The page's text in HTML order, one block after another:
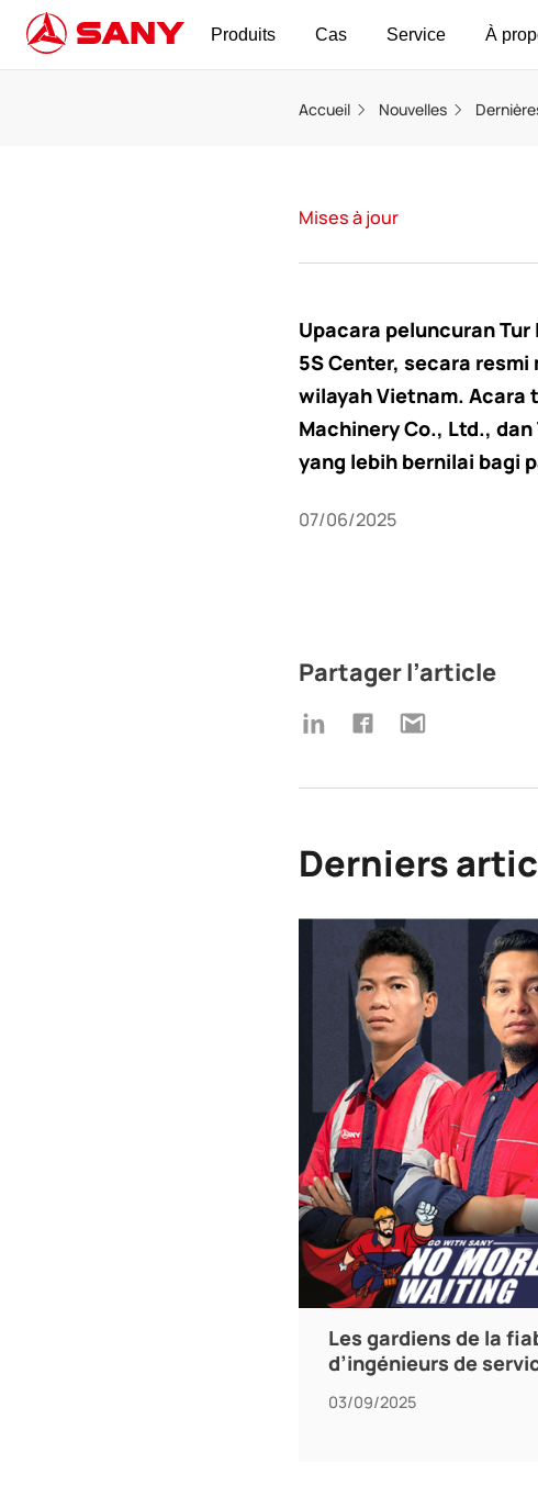
Produits Cas Service À
Accueil Nouvelles
Mises à jour
Upacara peluncuran Tur
5S Center, secara
wilayah Vietnam. Acara
Machinery Co., Ltd.,
yang lebih bernilai bagi
07/06/2025
Partager l’article
Derniers
Les gardiens de la
d’ingénieurs de
03/09/2025